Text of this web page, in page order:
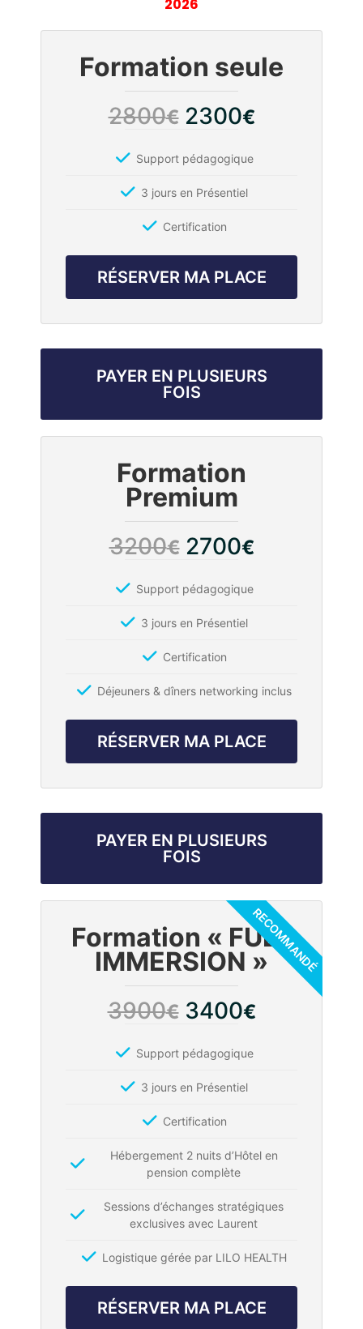
2026
Formation seule
2800€ 2300€
Support pédagogique
3 jours en Présentiel
Certification
RÉSERVER MA PLACE
PAYER EN PLUSIEURS
FOIS
Formation
Premium
3200€ 2700€
Support pédagogique
3 jours en Présentiel
Certification
Déjeuners & dîners networking inclus
RÉSERVER MA PLACE
PAYER EN PLUSIEURS
FOIS
Formation « FULL
IMMERSION »
3900€ 3400€
Support pédagogique
3 jours en Présentiel
Certification
Hébergement 2 nuits d’Hôtel en
pension complète
Sessions d’échanges stratégiques
exclusives avec Laurent
Logistique gérée par LILO HEALTH
RÉSERVER MA PLACE